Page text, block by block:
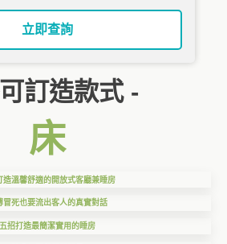
立即查詢
訂造款式 -
床
造溫馨舒適的開放式客廳兼睡房
冒死也要流出客人的真實對話
五招打造最簡潔實用的睡房